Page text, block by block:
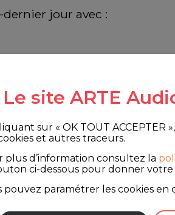
jour avec :
Le site ARTE
sur « OK TOUT
et autres traceurs.
plus d’information consultez la
ci-dessous pour donner votre
pouvez paramétrer les cookies